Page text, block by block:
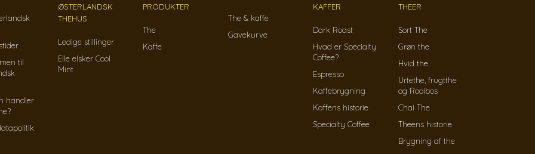
til
handler
ØSTERLANDSK
THEHUS
Ledige stillinger
Elle elsker Cool
Mint
PRODUKTER
The
Kaffe
The & kaffe
Gavekurve
KAFFER
Dark Roast
Hvad er Specialty
Coffee?
Espresso
Kaffebrygning
Kaffens historie
Specialty Coffee
THEER
Sort The
Grøn the
Hvid the
Urtethe, frugtthe
og Rooibos
Chai The
Theens historie
Brygning af the